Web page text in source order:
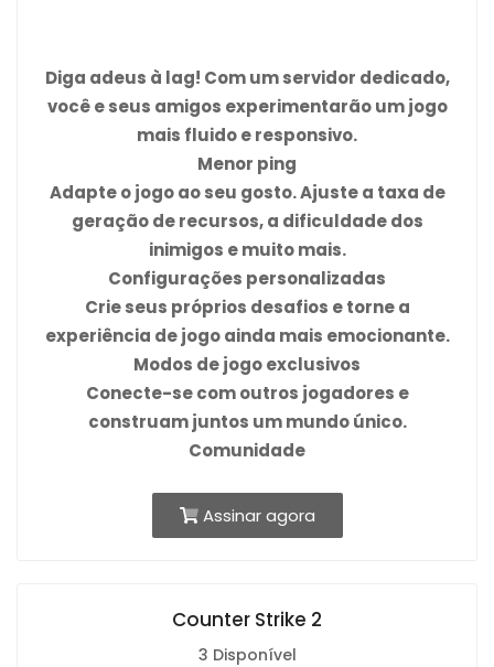
Diga adeus à lag! Com um servidor dedicado,
você e seus amigos experimentarão um jogo
mais fluido e responsivo.
Menor ping
Adapte o jogo ao seu gosto. Ajuste a taxa de
geração de recursos, a dificuldade dos
inimigos e muito mais.
Configurações personalizadas
Crie seus próprios desafios e torne a
experiência de jogo ainda mais emocionante.
Modos de jogo exclusivos
Conecte-se com outros jogadores e
construam juntos um mundo único.
Comunidade
Assinar agora
Counter Strike 2
3 Disponível